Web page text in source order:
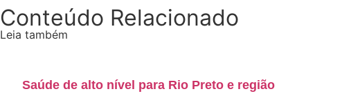
Conteúdo Relacionado
Leia também
Saúde de alto nível para Rio Preto e região